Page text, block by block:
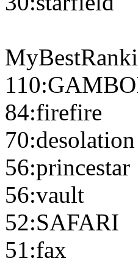
84:firefire
70:desolation
56:princestar
56:vault
52:SAFARI
51:fax